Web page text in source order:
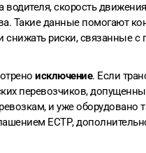
скорость
Такие данные помогают
риски, связанные с
исключение. Если
перевозчиков,
и уже оборудовано
ЕСТР,